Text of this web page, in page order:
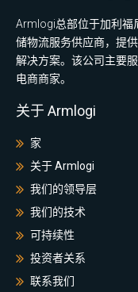
Armlogi总部位于加利福
储物流服务供应商，提
解决方案。该公司主要
电商商家。
关于 Armlogi
家
关于 Armlogi
我们的领导层
我们的技术
可持续性
投资者关系
联系我们